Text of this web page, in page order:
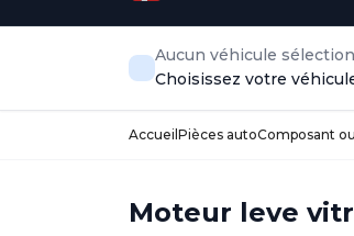
Aucun véhicule
Choisissez votre
Accueil Pièces autoComposant
Moteur leve